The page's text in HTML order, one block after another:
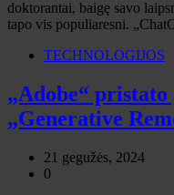
doktorantai, baigę savo
tapo vis populiaresni.
TECHNOLOGIJOS
„Adobe“
„Generative
21 gegužės, 2024
0